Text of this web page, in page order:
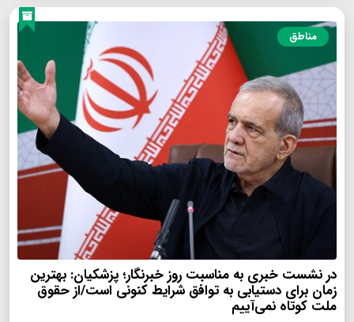
مناطق
در نشست خبری به مناسبت روز خبرنگار؛ پزشکیان‌: بهترین
زمان برای دستیابی به توافق شرایط کنونی است/از حقوق
ملت کوتاه نمی‌آییم